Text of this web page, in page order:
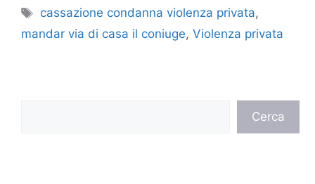
Tag
cassazione condanna violenza privata,
mandar via di casa il coniuge, Violenza privata
Cerca